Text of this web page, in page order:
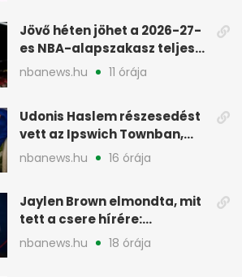
Jövő héten jöhet a 2026-27-
es NBA-alapszakasz teljes
menetrendje
nbanews.hu 11 órája
Udonis Haslem részesedést
vett az Ipswich Townban,
Premier League-szereplés
nbanews.hu 16 órája
Jaylen Brown elmondta, mit
tett a csere hírére:
elhajította a telefonját
nbanews.hu 18 órája